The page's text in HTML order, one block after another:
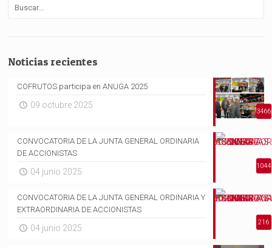
Noticias recientes
3466
COFRUTOS participa en ANUGA 2025
09 octubre 2025
1044
CONVOCATORIA DE LA JUNTA GENERAL ORDINARIA
DE ACCIONISTAS
04 junio 2025
216
CONVOCATORIA DE LA JUNTA GENERAL ORDINARIA Y
EXTRAORDINARIA DE ACCIONISTAS
04 junio 2025